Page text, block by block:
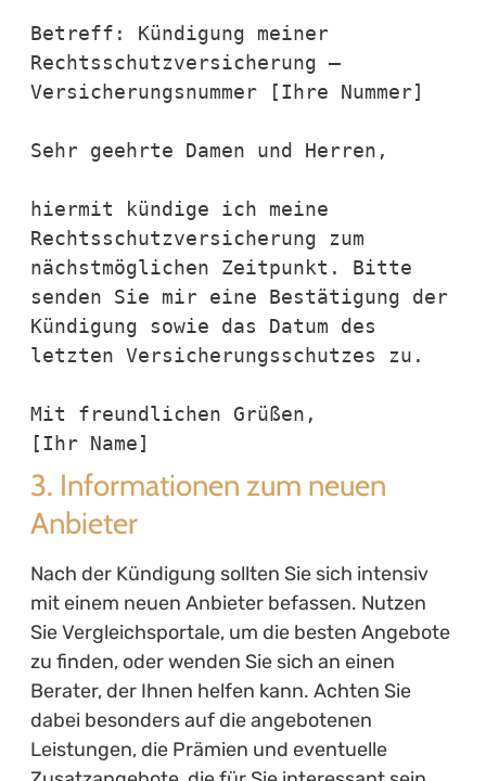
Betreff: Kündigung meiner
Rechtsschutzversicherung –
Versicherungsnummer [Ihre Nummer]
Sehr geehrte Damen und Herren,
hiermit kündige ich meine
Rechtsschutzversicherung zum
nächstmöglichen Zeitpunkt. Bitte
senden Sie mir eine Bestätigung der
Kündigung sowie das Datum des
letzten Versicherungsschutzes zu.
Mit freundlichen Grüßen,
3. Informationen zum neuen
Anbieter
Nach der Kündigung sollten Sie sich intensiv
mit einem neuen Anbieter befassen. Nutzen
Sie Vergleichsportale, um die besten Angebote
zu finden, oder wenden Sie sich an einen
Berater, der Ihnen helfen kann. Achten Sie
dabei besonders auf die angebotenen
Leistungen, die Prämien und eventuelle